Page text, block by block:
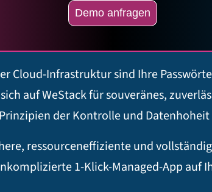
Demo anfragen
Cloud-Infrastruktur sind Ihre
auf WeStack für souveränes,
der Kontrolle und
ressourceneffiziente und
1-Klick-Managed-App